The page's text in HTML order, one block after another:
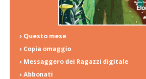
› Questo mese
› Copia omaggio
› Messaggero dei Ragazzi digitale
› Abbonati